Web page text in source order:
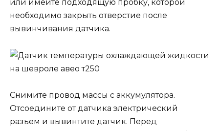
или имейте подходящую пробку, которой
необходимо закрыть отверстие после
вывинчивания датчика.
Снимите провод массы с аккумулятора.
Отсоедините от датчика электрический
разъем и вывинтите датчик. Перед